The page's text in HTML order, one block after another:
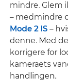
mindre. Glem
– medmindre
Mode 2 IS –
denne. Med
korrigere for
kameraets
handlingen.